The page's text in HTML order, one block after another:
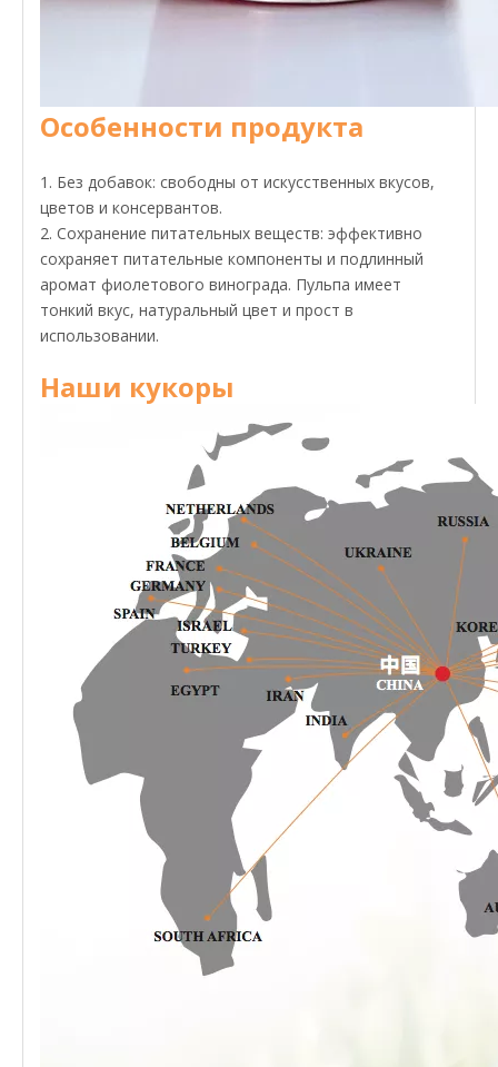
Особенности продукта
1. Без добавок: свободны от искусственных вкусов,
цветов и консервантов.
2. Сохранение питательных веществ: эффективно
сохраняет питательные компоненты и подлинный
аромат фиолетового винограда. Пульпа имеет
тонкий вкус, натуральный цвет и прост в
использовании.
Наши кукоры